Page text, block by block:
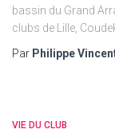
bassin du Grand
clubs de Lille,
Par Philippe
VIE DU CLUB